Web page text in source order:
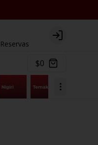
Reservas Login
$0